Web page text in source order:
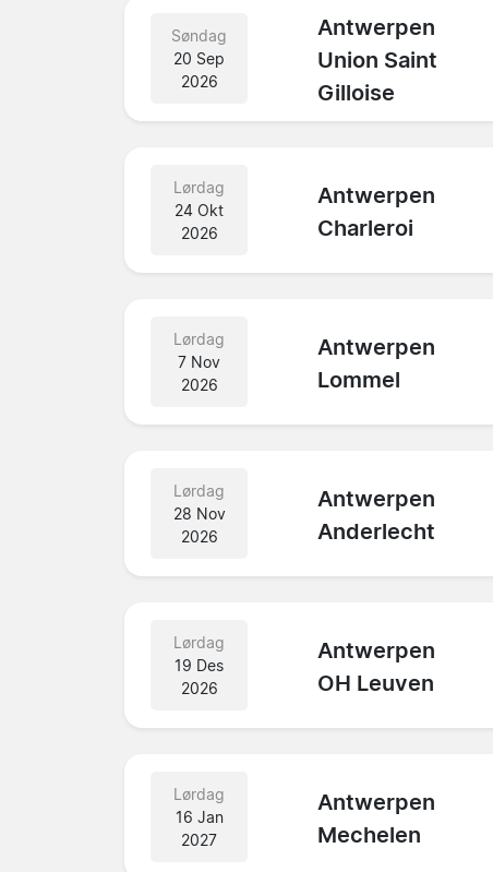
Søndag
20 Sep
2026
Antwerpen
Union Saint
Gilloise
Lørdag
24 Okt
2026
Antwerpen
Charleroi
Lørdag
7 Nov
2026
Antwerpen
Lommel
Lørdag
28 Nov
2026
Antwerpen
Anderlecht
Lørdag
19 Des
2026
Antwerpen
OH Leuven
Lørdag
16 Jan
2027
Antwerpen
Mechelen